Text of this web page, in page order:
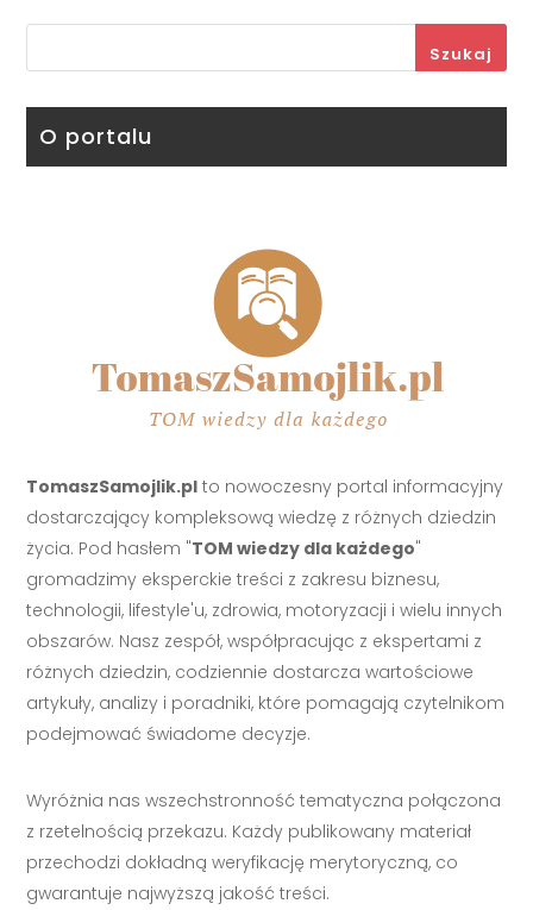
Szukaj
O portalu
TomaszSamojlik.pl to nowoczesny portal informacyjny
dostarczający kompleksową wiedzę z różnych dziedzin
życia. Pod hasłem "TOM wiedzy dla każdego"
gromadzimy eksperckie treści z zakresu biznesu,
technologii, lifestyle'u, zdrowia, motoryzacji i wielu innych
obszarów. Nasz zespół, współpracując z ekspertami z
różnych dziedzin, codziennie dostarcza wartościowe
artykuły, analizy i poradniki, które pomagają czytelnikom
podejmować świadome decyzje.
Wyróżnia nas wszechstronność tematyczna połączona
z rzetelnością przekazu. Każdy publikowany materiał
przechodzi dokładną weryfikację merytoryczną, co
gwarantuje najwyższą jakość treści.